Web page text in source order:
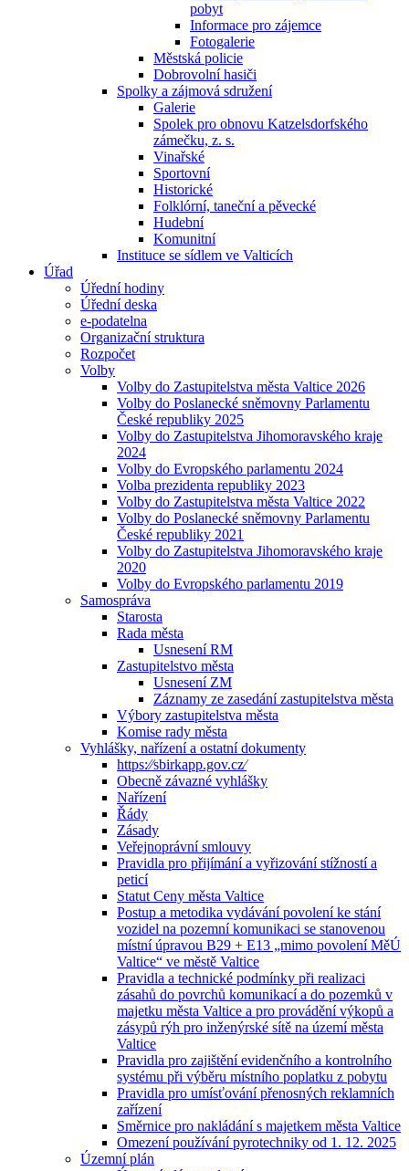
pobyt
Informace pro zájemce
Fotogalerie
Městská policie
Dobrovolní hasiči
Spolky a zájmová sdružení
Galerie
Spolek pro obnovu Katzelsdorfského
zámečku, z. s.
Vinařské
Sportovní
Historické
Folklórní, taneční a pěvecké
Hudební
Komunitní
Instituce se sídlem ve Valticích
Úřad
Úřední hodiny
Úřední deska
e-podatelna
Organizační struktura
Rozpočet
Volby
Volby do Zastupitelstva města Valtice 2026
Volby do Poslanecké sněmovny Parlamentu
České republiky 2025
Volby do Zastupitelstva Jihomoravského kraje
2024
Volby do Evropského parlamentu 2024
Volba prezidenta republiky 2023
Volby do Zastupitelstva města Valtice 2022
Volby do Poslanecké sněmovny Parlamentu
České republiky 2021
Volby do Zastupitelstva Jihomoravského kraje
2020
Volby do Evropského parlamentu 2019
Samospráva
Starosta
Rada města
Usnesení RM
Zastupitelstvo města
Usnesení ZM
Záznamy ze zasedání zastupitelstva města
Výbory zastupitelstva města
Komise rady města
Vyhlášky, nařízení a ostatní dokumenty
https:⁄⁄sbirkapp.gov.cz⁄
Obecně závazné vyhlášky
Nařízení
Řády
Zásady
Veřejnoprávní smlouvy
Pravidla pro přijímání a vyřizování stížností a
peticí
Statut Ceny města Valtice
Postup a metodika vydávání povolení ke stání
vozidel na pozemní komunikaci se stanovenou
místní úpravou B29 + E13 „mimo povolení MěÚ
Valtice“ ve městě Valtice
Pravidla a technické podmínky při realizaci
zásahů do povrchů komunikací a do pozemků v
majetku města Valtice a pro provádění výkopů a
zásypů rýh pro inženýrské sítě na území města
Valtice
Pravidla pro zajištění evidenčního a kontrolního
systému při výběru místního poplatku z pobytu
Pravidla pro umísťování přenosných reklamních
zařízení
Směrnice pro nakládání s majetkem města Valtice
Omezení používání pyrotechniky od 1. 12. 2025
Územní plán